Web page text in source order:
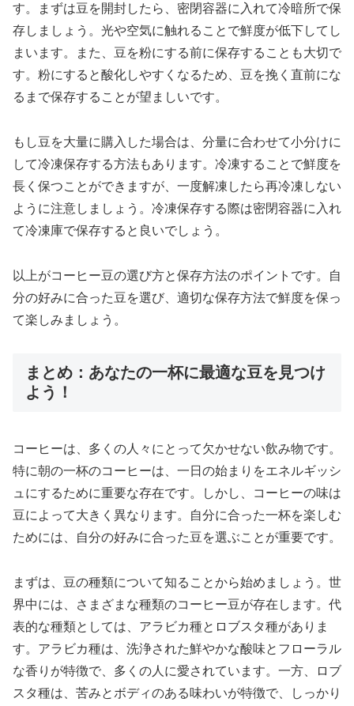
す。まずは豆を開封したら、密閉容器に入れて冷暗所で保
存しましょう。光や空気に触れることで鮮度が低下してし
まいます。また、豆を粉にする前に保存することも大切で
す。粉にすると酸化しやすくなるため、豆を挽く直前にな
るまで保存することが望ましいです。
もし豆を大量に購入した場合は、分量に合わせて小分けに
して冷凍保存する方法もあります。冷凍することで鮮度を
長く保つことができますが、一度解凍したら再冷凍しない
ように注意しましょう。冷凍保存する際は密閉容器に入れ
て冷凍庫で保存すると良いでしょう。
以上がコーヒー豆の選び方と保存方法のポイントです。自
分の好みに合った豆を選び、適切な保存方法で鮮度を保っ
て楽しみましょう。
まとめ：あなたの一杯に最適な豆を見つけ
よう！
コーヒーは、多くの人々にとって欠かせない飲み物です。
特に朝の一杯のコーヒーは、一日の始まりをエネルギッシ
ュにするために重要な存在です。しかし、コーヒーの味は
豆によって大きく異なります。自分に合った一杯を楽しむ
ためには、自分の好みに合った豆を選ぶことが重要です。
まずは、豆の種類について知ることから始めましょう。世
界中には、さまざまな種類のコーヒー豆が存在します。代
表的な種類としては、アラビカ種とロブスタ種がありま
す。アラビカ種は、洗浄された鮮やかな酸味とフローラル
な香りが特徴で、多くの人に愛されています。一方、ロブ
スタ種は、苦みとボディのある味わいが特徴で、しっかり